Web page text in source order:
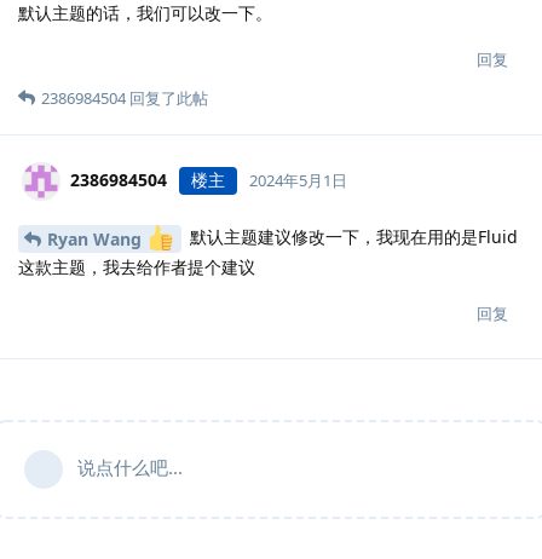
默认主题的话，我们可以改一下。
回复
2386984504回复了此帖
2386984504 楼主 2024年5月1日
Ryan Wang
默认主题建议修改一下，我现在用的是Fluid
这款主题，我去给作者提个建议
回复
说点什么吧...